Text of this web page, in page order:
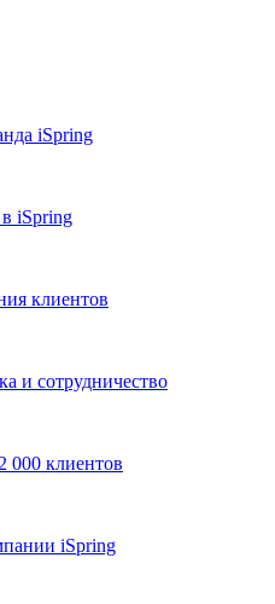
iSpring
iSpring
клиентов
и сотрудничество
000 клиентов
iSpring